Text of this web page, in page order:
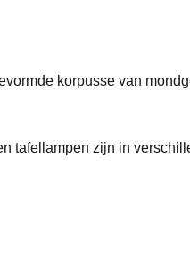
korpusse van
tafellampen zijn in